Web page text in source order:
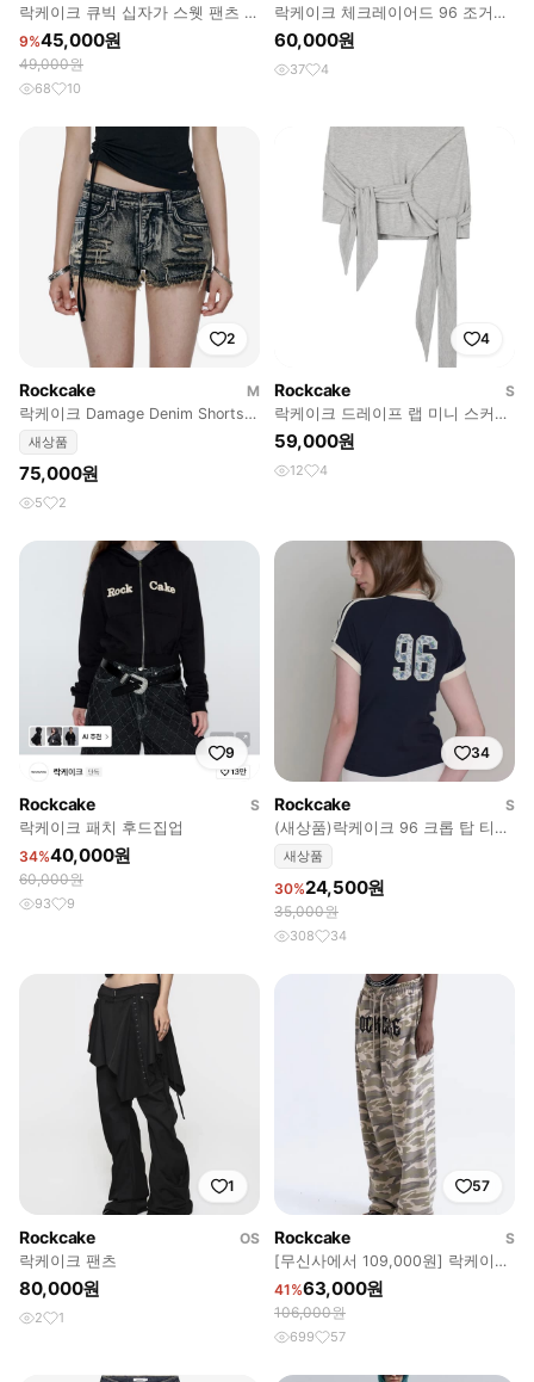
락케이크 큐빅 십자가 스웻 팬츠 스
트링 조거 와이드 펑크 갸루 로리걸
9%45,000원
49,000원
68 10
락케이크 체크레이어드 96 조거팬
츠 블랙 S
60,000원
37 4
2
Rockcake
M
락케이크 Damage Denim Shorts -
Ash Blue
새상품
75,000원
5 2
4
Rockcake
S
락케이크 드레이프 랩 미니 스커트
- 그레이
59,000원
12 4
9
Rockcake
S
락케이크 패치 후드집업
34%40,000원
60,000원
93 9
34
Rockcake
S
(새상품)락케이크 96 크롭 탑 티셔
츠 네이비
새상품
30%24,500원
35,000원
308 34
1
Rockcake
OS
락케이크 팬츠
80,000원
2 1
57
Rockcake
S
[무신사에서 109,000원] 락케이크
카모 메탈 그래픽 팬츠 (베이지)
41%63,000원
106,000원
699 57